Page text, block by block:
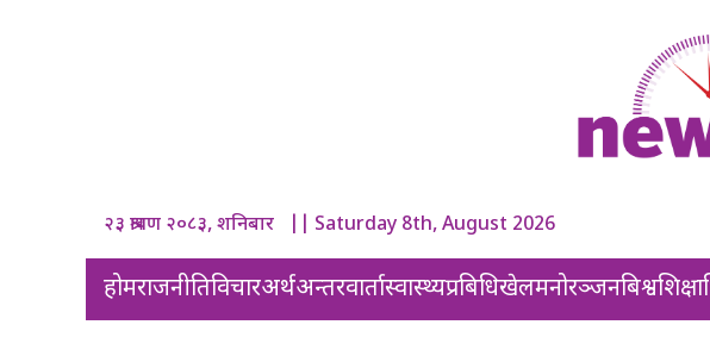
२३ श्रावण २०८३, शनिबार || Saturday 8th, August 2026
होमराजनीतिविचारअर्थअन्तरवार्तास्वास्थ्यप्रबिधिखेलमनोरञ्जनबिश्वशिक्षा